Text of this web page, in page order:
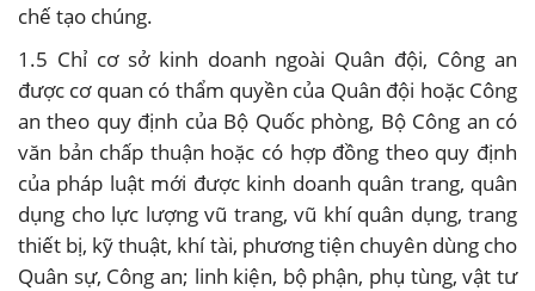
chế tạo chúng.
1.5 Chỉ cơ sở kinh doanh ngoài Quân đội, Công an
được cơ quan có thẩm quyền của Quân đội hoặc Công
an theo quy định của Bộ Quốc phòng, Bộ Công an có
văn bản chấp thuận hoặc có hợp đồng theo quy định
của pháp luật mới được kinh doanh quân trang, quân
dụng cho lực lượng vũ trang, vũ khí quân dụng, trang
thiết bị, kỹ thuật, khí tài, phương tiện chuyên dùng cho
Quân sự, Công an; linh kiện, bộ phận, phụ tùng, vật tư